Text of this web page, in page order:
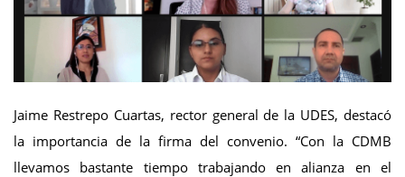
Jaime Restrepo Cuartas, rector general de la UDES, destacó
la importancia de la firma del convenio. “Con la CDMB
llevamos bastante tiempo trabajando en alianza en el